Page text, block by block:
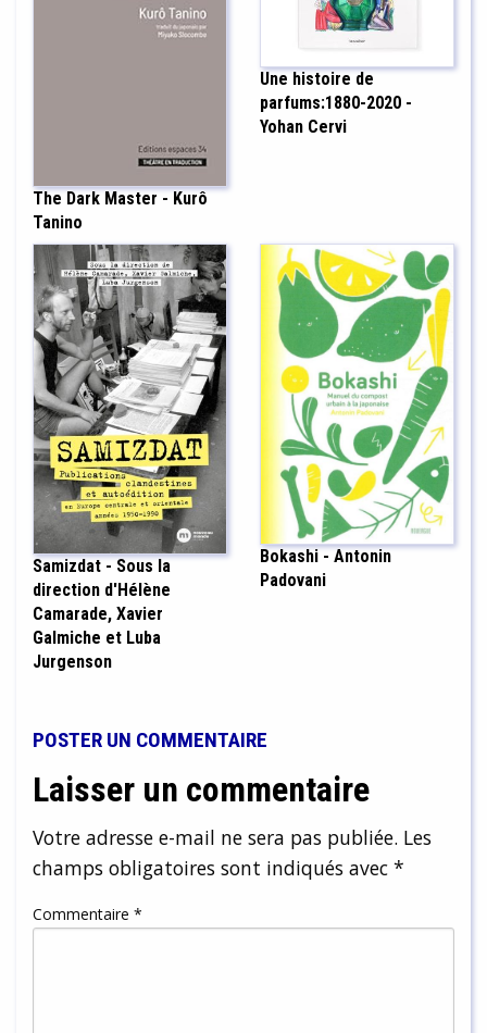
The Dark Master - Kurô
Tanino
Une histoire de
parfums:1880-2020 -
Yohan Cervi
Samizdat - Sous la
direction d'Hélène
Camarade, Xavier
Galmiche et Luba
Jurgenson
Bokashi - Antonin
Padovani
POSTER UN COMMENTAIRE
Laisser un commentaire
Votre adresse e-mail ne sera pas publiée. Les
champs obligatoires sont indiqués avec *
Commentaire *